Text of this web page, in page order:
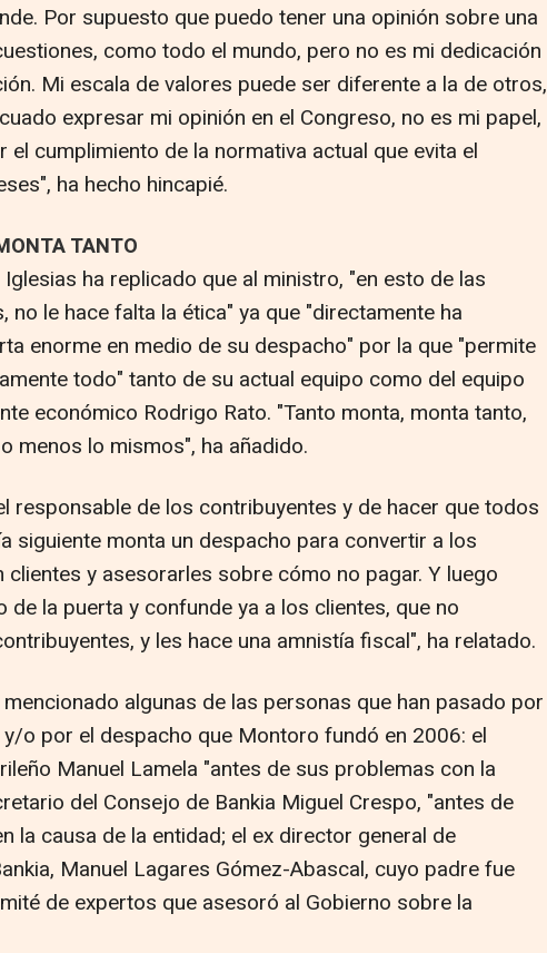
Por supuesto que puedo tener una opinión sobre una
como todo el mundo, pero no es mi dedicación
Mi escala de valores puede ser diferente a la de otros,
expresar mi opinión en el Congreso, no es mi papel,
el cumplimiento de la normativa actual que evita el
ha hecho hincapié.
TANTO
ha replicado que al ministro, "en esto de las
no le hace falta la ética" ya que "directamente ha
enorme en medio de su despacho" por la que "permite
todo" tanto de su actual equipo como del equipo
económico Rodrigo Rato. "Tanto monta, monta tanto,
menos lo mismos", ha añadido.
responsable de los contribuyentes y de hacer que todos
siguiente monta un despacho para convertir a los
clientes y asesorarles sobre cómo no pagar. Y luego
de la puerta y confunde ya a los clientes, que no
y les hace una amnistía fiscal", ha relatado.
algunas de las personas que han pasado por
o por el despacho que Montoro fundó en 2006: el
Manuel Lamela "antes de sus problemas con la
del Consejo de Bankia Miguel Crespo, "antes de
la causa de la entidad; el ex director general de
Manuel Lagares Gómez-Abascal, cuyo padre fue
de expertos que asesoró al Gobierno sobre la